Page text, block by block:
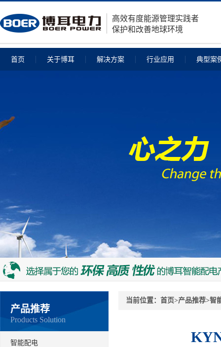
高效有度能源管理实践者
保护和改善地球环境
首页 关于博耳 解决方案 行业应用 典型案
产品推荐
Products Solution
智能配电
当前位置： 首页>产品推荐>智